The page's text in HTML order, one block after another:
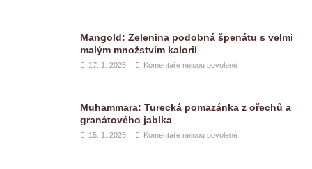
Mangold: Zelenina podobná špenátu s velmi
malým množstvím kalorií
17. 1. 2025 Komentáře nejsou povolené
Muhammara: Turecká pomazánka z ořechů a
granátového jablka
15. 1. 2025 Komentáře nejsou povolené